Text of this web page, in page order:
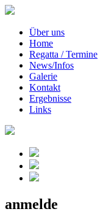
Über uns
Home
Regatta / Termine
News/Infos
Galerie
Kontakt
Ergebnisse
Links
anmelde